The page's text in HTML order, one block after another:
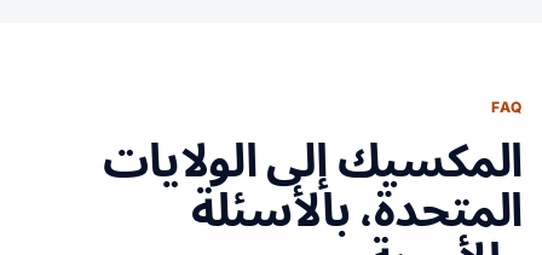
FAQ
المكسيك إلى الولايات
المتحدة، بالأسئلة